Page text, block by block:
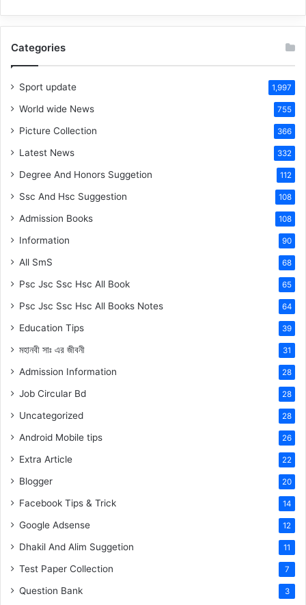
Categories
Sport update 1,997
World wide News 755
Picture Collection 366
Latest News 332
Degree And Honors Suggetion 112
Ssc And Hsc Suggestion 108
Admission Books 108
Information 90
All SmS 68
Psc Jsc Ssc Hsc All Book 65
Psc Jsc Ssc Hsc All Books Notes 64
Education Tips 39
মহানবী সাঃ এর জীবনী 31
Admission Information 28
Job Circular Bd 28
Uncategorized 28
Android Mobile tips 26
Extra Article 22
Blogger 20
Facebook Tips & Trick 14
Google Adsense 12
Dhakil And Alim Suggetion 11
Test Paper Collection 7
Question Bank 3